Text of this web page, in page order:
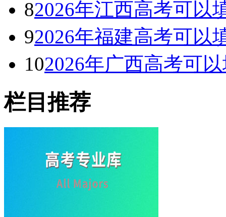
82026年江西高考可以
92026年福建高考可以
102026年广西高考可
栏目推荐